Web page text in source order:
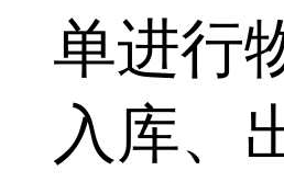
单进行
入库、